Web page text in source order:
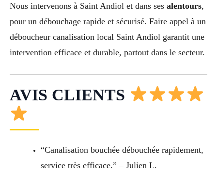
Nous intervenons à Saint Andiol et dans ses alentours,
pour un débouchage rapide et sécurisé. Faire appel à un
déboucheur canalisation local Saint Andiol garantit une
intervention efficace et durable, partout dans le secteur.
AVIS CLIENTS
“Canalisation bouchée débouchée rapidement,
service très efficace.” – Julien L.